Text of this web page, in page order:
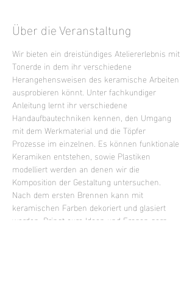
Über die Veranstaltung
Wir bieten ein dreistündiges Ateliererlebnis mit
Tonerde in dem ihr verschiedene
Herangehensweisen des keramische Arbeiten
ausprobieren könnt. Unter fachkundiger
Anleitung lernt ihr verschiedene
Handaufbautechniken kennen, den Umgang
mit dem Werkmaterial und die Töpfer
Prozesse im einzelnen. Es können funktionale
Keramiken entstehen, sowie Plastiken
modelliert werden an denen wir die
Komposition der Gestaltung untersuchen.
Nach dem ersten Brennen kann mit
keramischen Farben dekoriert und glasiert
werden. Bringt eure Ideen und Fragen gern